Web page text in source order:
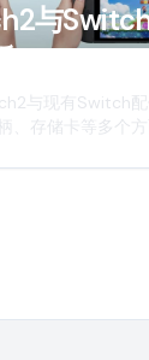
与
与现有Switch配
、存储卡等多个方